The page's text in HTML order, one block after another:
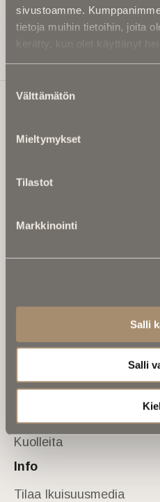
sivustoamme.
tietoja muihin tietoihin, joita
kerätty, kun olet käyttänyt
valinta
Välttämätön
Mieltymykset
Tilastot
Markkinointi
Salli
Salli
Tilaa Uutiskirje
Ikuisuusmedia
valtakunnallinen
kuolinuutiset ja kuolintiedot.
Anna palautetta
Muistokirjoituksia
Kuolema koskettaa
Asiantuntijoilta
Kuolleita
Info
Tilaa Ikuisuusmedia